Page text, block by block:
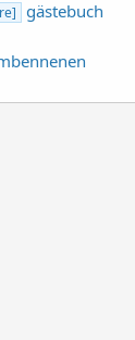
gästebuch